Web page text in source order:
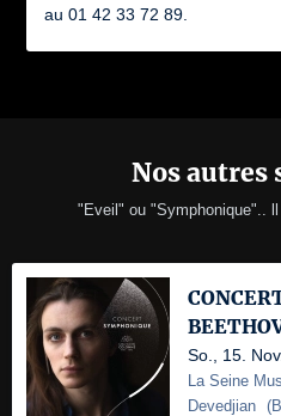
Nos autres
"Eveil" ou "Symphonique"..
So., 15.
La Seine
Devedjian (
au 01 42 33 72 89.